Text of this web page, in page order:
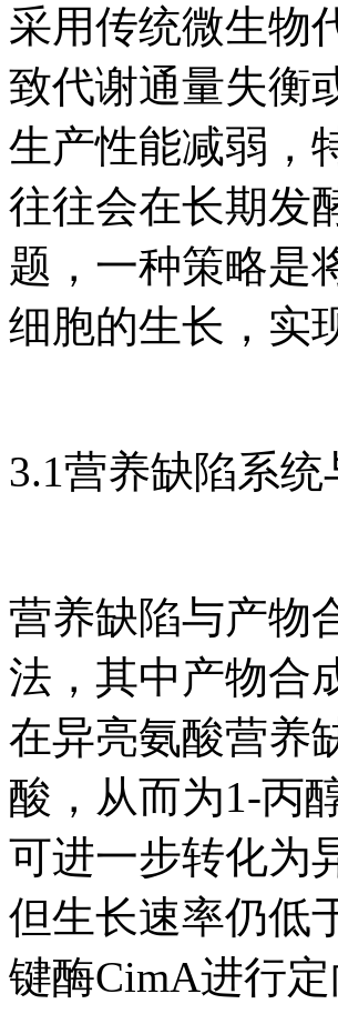
采用传统微生物
致代谢通量失衡
生产性能减弱，
往往会在长期发
题，一种策略是
细胞的生长，实
3.1营养缺陷系
营养缺陷与产物
法，其中产物合
在异亮氨酸营养
酸，从而为1-丙
可进一步转化为
但生长速率仍低
键酶CimA进行